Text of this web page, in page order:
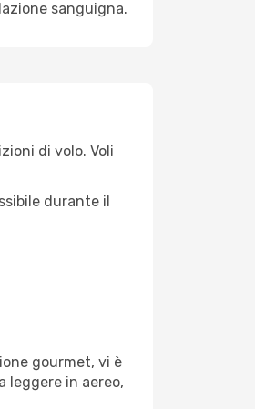
sanguigna.
di volo. Voli
durante il
gourmet, vi è
leggere in aereo,